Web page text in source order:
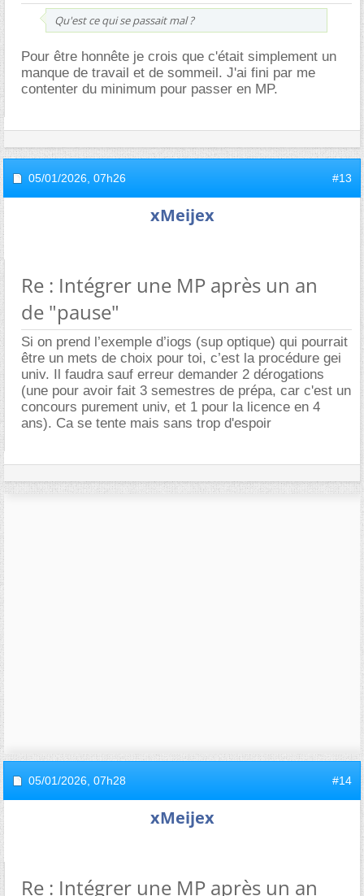
Qu'est ce qui se passait mal ?
Pour être honnête je crois que c'était simplement un
manque de travail et de sommeil. J'ai fini par me
contenter du minimum pour passer en MP.
05/01/2026, 07h26 #13
xMeijex
Re : Intégrer une MP après un an
de "pause"
Si on prend l’exemple d’iogs (sup optique) qui pourrait
être un mets de choix pour toi, c’est la procédure gei
univ. Il faudra sauf erreur demander 2 dérogations
(une pour avoir fait 3 semestres de prépa, car c'est un
concours purement univ, et 1 pour la licence en 4
ans). Ca se tente mais sans trop d'espoir
05/01/2026, 07h28 #14
xMeijex
Re : Intégrer une MP après un an